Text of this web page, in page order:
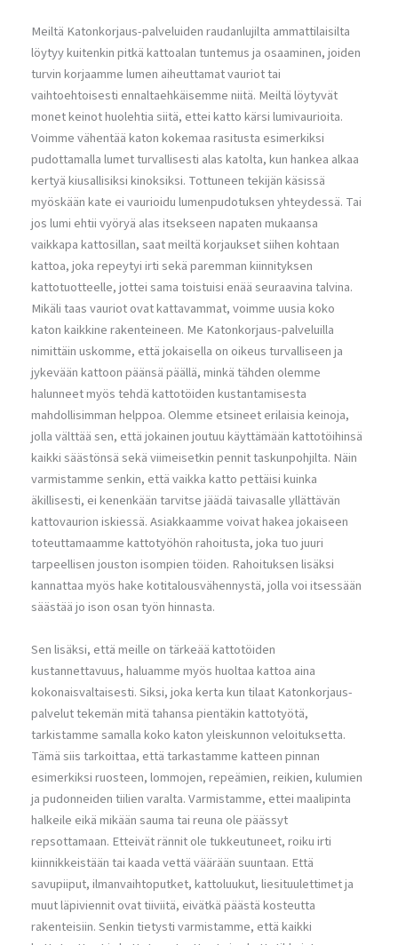
Meiltä Katonkorjaus-palveluiden raudanlujilta ammattilaisilta
löytyy kuitenkin pitkä kattoalan tuntemus ja osaaminen, joiden
turvin korjaamme lumen aiheuttamat vauriot tai
vaihtoehtoisesti ennaltaehkäisemme niitä. Meiltä löytyvät
monet keinot huolehtia siitä, ettei katto kärsi lumivaurioita.
Voimme vähentää katon kokemaa rasitusta esimerkiksi
pudottamalla lumet turvallisesti alas katolta, kun hankea alkaa
kertyä kiusallisiksi kinoksiksi. Tottuneen tekijän käsissä
myöskään kate ei vaurioidu lumenpudotuksen yhteydessä. Tai
jos lumi ehtii vyöryä alas itsekseen napaten mukaansa
vaikkapa kattosillan, saat meiltä korjaukset siihen kohtaan
kattoa, joka repeytyi irti sekä paremman kiinnityksen
kattotuotteelle, jottei sama toistuisi enää seuraavina talvina.
Mikäli taas vauriot ovat kattavammat, voimme uusia koko
katon kaikkine rakenteineen. Me Katonkorjaus-palveluilla
nimittäin uskomme, että jokaisella on oikeus turvalliseen ja
jykevään kattoon päänsä päällä, minkä tähden olemme
halunneet myös tehdä kattotöiden kustantamisesta
mahdollisimman helppoa. Olemme etsineet erilaisia keinoja,
jolla välttää sen, että jokainen joutuu käyttämään kattotöihinsä
kaikki säästönsä sekä viimeisetkin pennit taskunpohjilta. Näin
varmistamme senkin, että vaikka katto pettäisi kuinka
äkillisesti, ei kenenkään tarvitse jäädä taivasalle yllättävän
kattovaurion iskiessä. Asiakkaamme voivat hakea jokaiseen
toteuttamaamme kattotyöhön rahoitusta, joka tuo juuri
tarpeellisen jouston isompien töiden. Rahoituksen lisäksi
kannattaa myös hake kotitalousvähennystä, jolla voi itsessään
säästää jo ison osan työn hinnasta.
Sen lisäksi, että meille on tärkeää kattotöiden
kustannettavuus, haluamme myös huoltaa kattoa aina
kokonaisvaltaisesti. Siksi, joka kerta kun tilaat Katonkorjaus-
palvelut tekemän mitä tahansa pientäkin kattotyötä,
tarkistamme samalla koko katon yleiskunnon veloituksetta.
Tämä siis tarkoittaa, että tarkastamme katteen pinnan
esimerkiksi ruosteen, lommojen, repeämien, reikien, kulumien
ja pudonneiden tiilien varalta. Varmistamme, ettei maalipinta
halkeile eikä mikään sauma tai reuna ole päässyt
repsottamaan. Etteivät rännit ole tukkeutuneet, roiku irti
kiinnikkeistään tai kaada vettä väärään suuntaan. Että
savupiiput, ilmanvaihtoputket, kattoluukut, liesituulettimet ja
muut läpiviennit ovat tiiviitä, eivätkä päästä kosteutta
rakenteisiin. Senkin tietysti varmistamme, että kaikki